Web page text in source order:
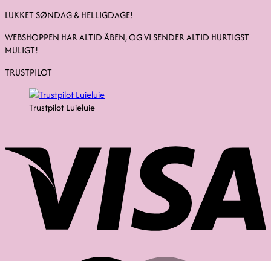
LUKKET SØNDAG & HELLIGDAGE!
WEBSHOPPEN HAR ALTID ÅBEN, OG VI SENDER ALTID HURTIGST
MULIGT!
TRUSTPILOT
Trustpilot Luieluie